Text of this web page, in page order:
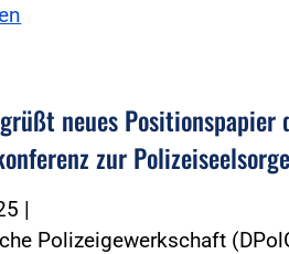
neues Positionspapier
zur Polizeiseelsorge
|
Polizeigewerkschaft